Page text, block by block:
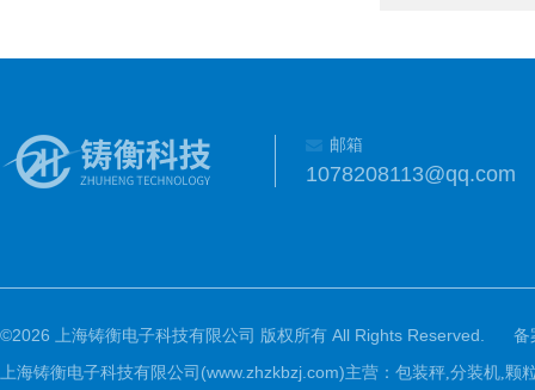
邮箱
1078208113@qq.com
©2026 上海铸衡电子科技有限公司 版权所有 All Rights Reserved.
备
上海铸衡电子科技有限公司(www.zhzkbzj.com)主营： 包装秤,分装机,颗